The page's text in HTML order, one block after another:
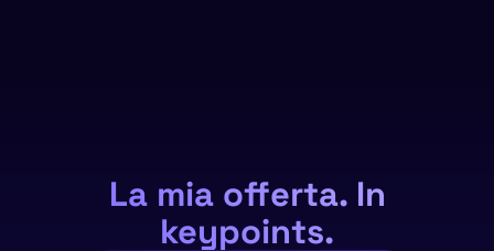
La mia offerta. In
keypoints.